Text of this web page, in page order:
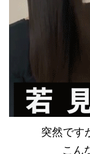
突然です
こん